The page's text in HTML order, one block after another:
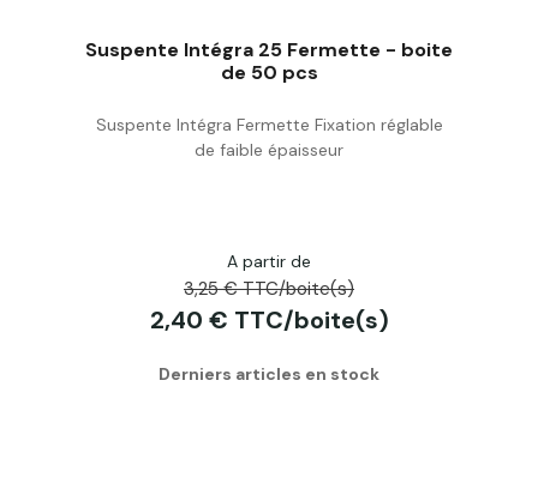
Acheter
Suspente Intégra 25 Fermette - boite
de 50 pcs
Suspente Intégra Fermette Fixation réglable
de faible épaisseur
A partir de
3,25 € TTC/boite(s)
2,40 € TTC/boite(s)
Derniers articles en stock